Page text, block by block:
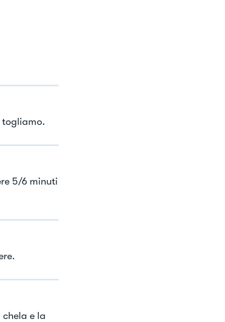
togliamo.
5/6 minuti
e la